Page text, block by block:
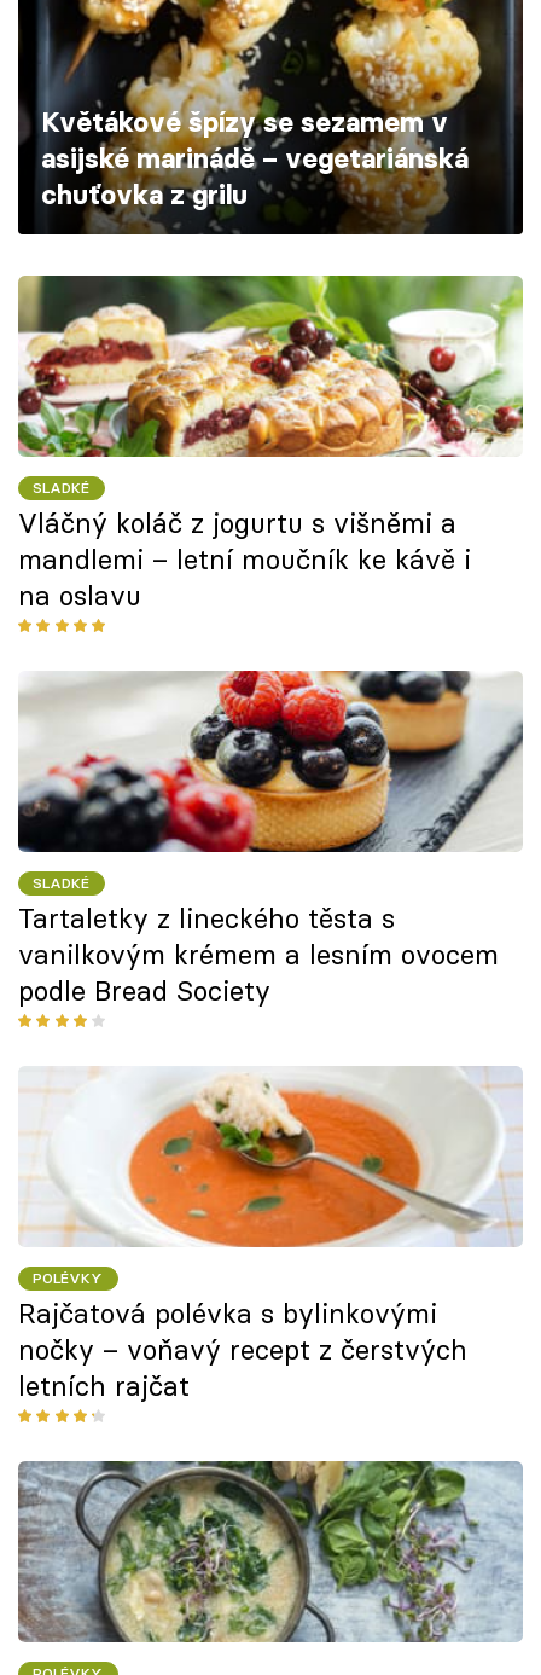
Škola vaření
Recepty z TV
Speciál: Cuketa
Těhotnej kuchař
Přihlášení
Sledujte nás
Květákové špízy se sezamem v
asijské marinádě – vegetariánská
chuťovka z grilu
SLADKÉ
Vláčný koláč z jogurtu s višněmi a
mandlemi – letní moučník ke kávě i
na oslavu
SLADKÉ
Tartaletky z lineckého těsta s
vanilkovým krémem a lesním ovocem
podle Bread Society
POLÉVKY
Rajčatová polévka s bylinkovými
nočky – voňavý recept z čerstvých
letních rajčat